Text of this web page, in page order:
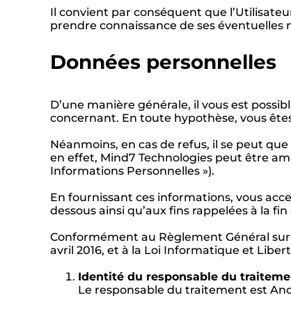
Il convient par conséquent que
prendre connaissance de ses éventuelles
Données personnelles
D’une manière générale, il vous est
concernant. En toute hypothèse, vous
Néanmoins, en cas de refus, il se peut
en effet, Mind7 Technologies peut être
Informations Personnelles »).
En fournissant ces informations, vous
dessous ainsi qu’aux fins rappelées à la
Conformément au Règlement Général
avril 2016, et à la Loi Informatique et
Identité du responsable du
Le responsable du traitement est